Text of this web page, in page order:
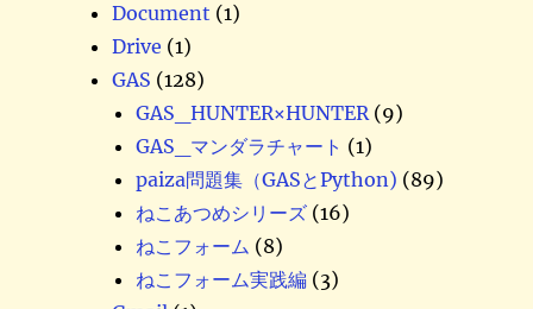
Document (1)
Drive (1)
GAS (128)
GAS_HUNTER×HUNTER(9)
GAS_マンダラチャート (1)
paiza問題集（GASとPython) (89)
ねこあつめシリーズ (16)
ねこフォーム (8)
ねこフォーム実践編 (3)